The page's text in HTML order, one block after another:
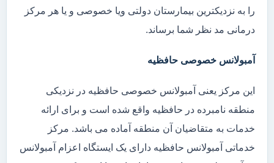
را به نزدیکترین بیمارستان دولتی ویا خصوصی و یا هر مرکز
درمانی مد نظر شما برساند.
آمبولانس خصوصی حافظیه
این مرکز یعنی آمبولانس خصوصی حافظیه در نزدیکی
منطقه نامبرده در حافظیه واقع شده است و برای ارائه
خدمات به متقاضیان آن منطقه آماده می باشد. مرکز
خدماتی آمبولانس حافظیه دارای یک ایستگاه اعزام آمبولانس